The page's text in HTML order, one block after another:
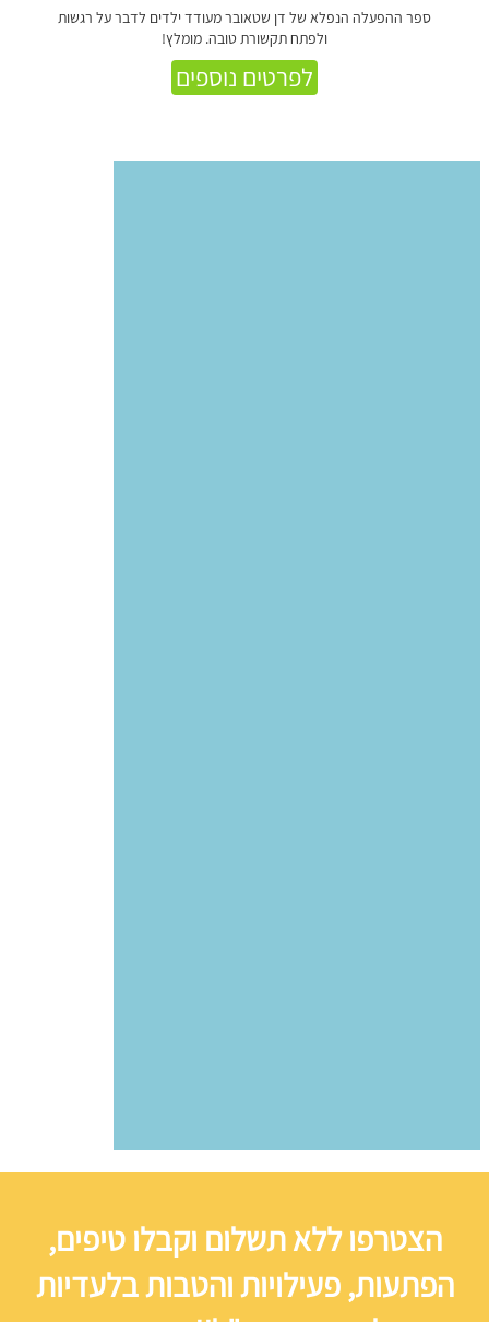
ספר ההפעלה הנפלא של דן שטאובר מעודד ילדים לדבר על רגשות
ולפתח תקשורת טובה. מומלץ!
לפרטים נוספים
הצטרפו ללא תשלום וקבלו טיפים,
הפתעות, פעילויות והטבות בלעדיות